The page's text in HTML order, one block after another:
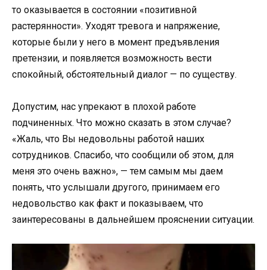
то оказывается в состоянии «позитивной
растерянности». Уходят тревога и напряжение,
которые были у него в момент предъявления
претензии, и появляется возможность вести
спокойный, обстоятельный диалог — по существу.
Допустим, нас упрекают в плохой работе
подчиненных. Что можно сказать в этом случае?
«Жаль, что Вы недовольны работой наших
сотрудников. Спасибо, что сообщили об этом, для
меня это очень важно», — тем самым мы даем
понять, что услышали другого, принимаем его
недовольство как факт и показываем, что
заинтересованы в дальнейшем прояснении ситуации.